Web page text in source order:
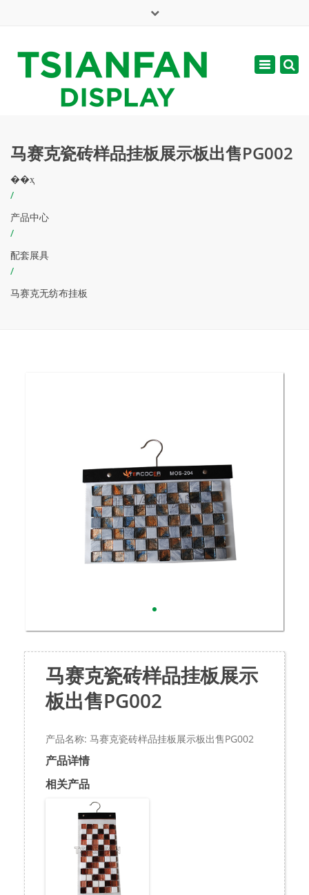
周一 - 周六: 7:00 - 17:00
Toggle
马赛克瓷砖样品挂板展示板出售PG002
��ҳ
/
产品中心
/
配套展具
/
马赛克无纺布挂板
马赛克瓷砖样品挂板展示
板出售PG002
产品名称: 马赛克瓷砖样品挂板展示板出售PG002
产品详情
相关产品